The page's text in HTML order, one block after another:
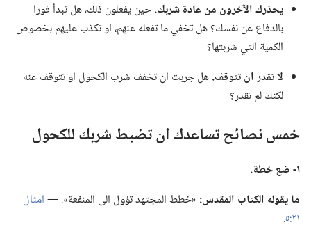
يحذرك الآخرون من عادة شربك.‏حين يفعلون ذلك،‏ هل تبدأ فورا
بالدفاع عن نفسك؟‏ هل تخفي ما تفعله عنهم،‏ او تكذب عليهم بخصوص
الكمية التي شربتها؟‏
لا تقدر ان تتوقف.‏هل جربت ان تخفف شرب الكحول او تتوقف عنه
لكنك لم تقدر؟‏
خمس نصائح تساعدك ان تضبط شربك للكحول
١-‏ ضع خطة.‏
ما يقوله الكتاب المقدس:‏ «خطط المجتهد تؤول الى المنفعة».‏ —‏امثال
٢١:‏٥ .‏